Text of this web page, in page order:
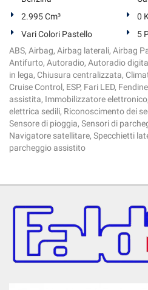
2.995 Cm³
0
Vari Colori Pastello
5
ABS, Airbag, Airbag laterali, Airbag
Antifurto, Autoradio, Autoradio
in lega, Chiusura centralizzata,
Cruise Control, ESP, Fari LED,
assistita, Immobilizzatore
elettrica sedili, Riconoscimento dei
Sensore di pioggia, Sensori di
Navigatore satellitare, Specchietti
parcheggio assistito